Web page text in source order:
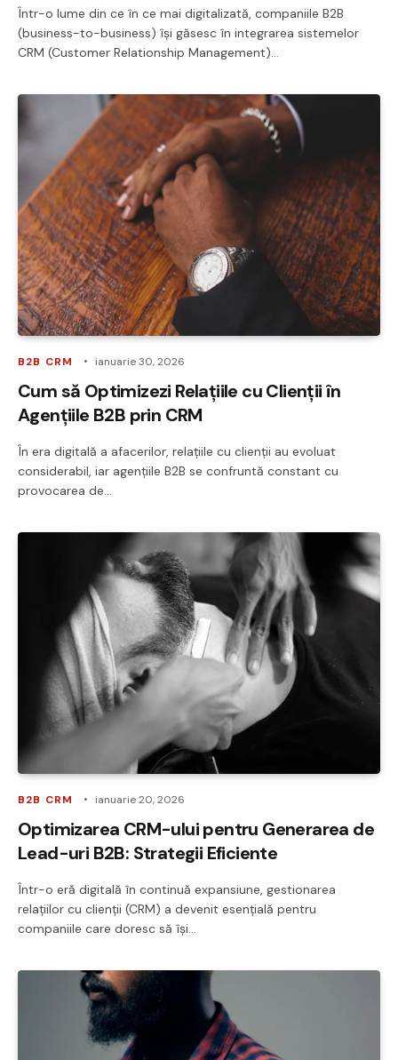
Într-o lume din ce în ce mai digitalizată, companiile B2B
(business-to-business) își găsesc în integrarea sistemelor
CRM (Customer Relationship Management)…
B2B CRM ianuarie 30, 2026
Cum să Optimizezi Relațiile cu Clienții în
Agențiile B2B prin CRM
În era digitală a afacerilor, relațiile cu clienții au evoluat
considerabil, iar agențiile B2B se confruntă constant cu
provocarea de…
B2B CRM ianuarie 20, 2026
Optimizarea CRM-ului pentru Generarea de
Lead-uri B2B: Strategii Eficiente
Într-o eră digitală în continuă expansiune, gestionarea
relațiilor cu clienții (CRM) a devenit esențială pentru
companiile care doresc să își…